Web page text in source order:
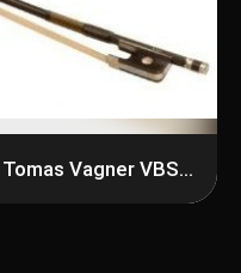
Смычок для скрипки 4/4 Tomas Vagner VBS 4/4